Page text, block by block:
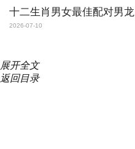
十二生肖男女最佳配对男龙
2026-07-10
展开全文
返回目录